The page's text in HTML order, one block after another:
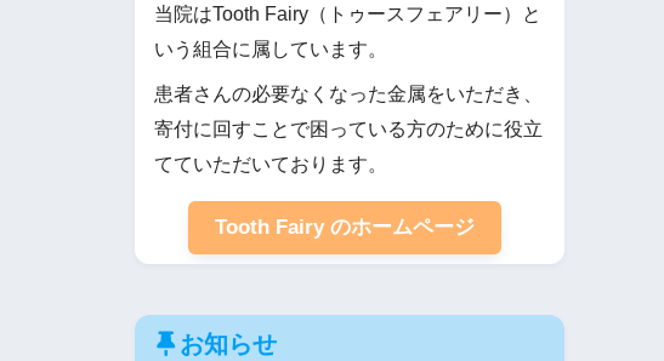
当院はTooth Fairy（トゥースフェアリー）と
いう組合に属しています。
患者さんの必要なくなった金属をいただき、
寄付に回すことで困っている方のために役立
てていただいております。
Tooth Fairy のホームページ
お知らせ